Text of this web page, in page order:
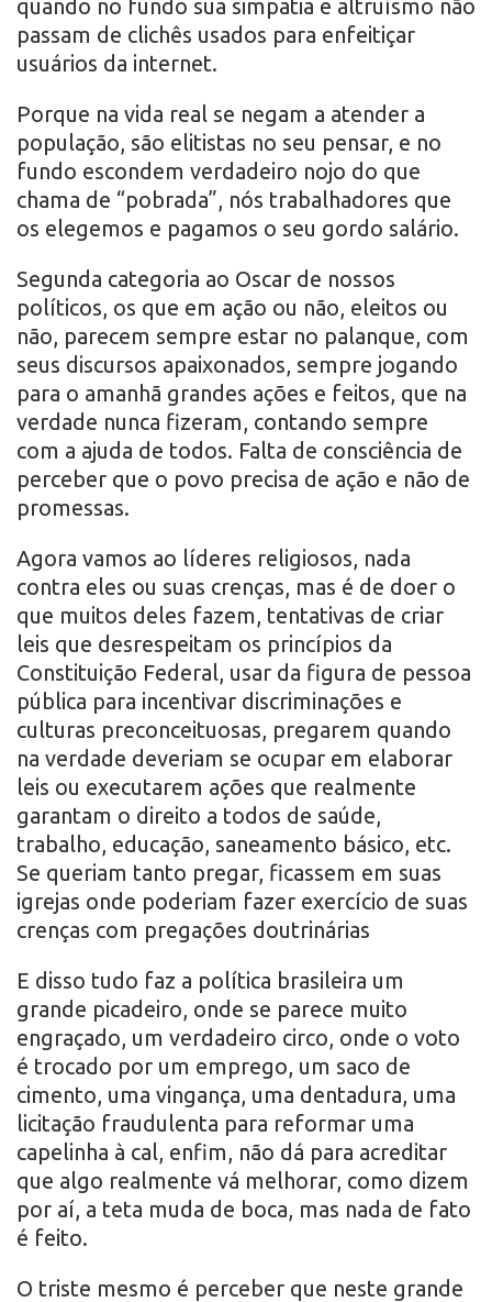
quando no fundo sua simpatia e altruísmo não
passam de clichês usados para enfeitiçar
usuários da internet.
Porque na vida real se negam a atender a
população, são elitistas no seu pensar, e no
fundo escondem verdadeiro nojo do que
chama de “pobrada”, nós trabalhadores que
os elegemos e pagamos o seu gordo salário.
Segunda categoria ao Oscar de nossos
políticos, os que em ação ou não, eleitos ou
não, parecem sempre estar no palanque, com
seus discursos apaixonados, sempre jogando
para o amanhã grandes ações e feitos, que na
verdade nunca fizeram, contando sempre
com a ajuda de todos. Falta de consciência de
perceber que o povo precisa de ação e não de
promessas.
Agora vamos ao líderes religiosos, nada
contra eles ou suas crenças, mas é de doer o
que muitos deles fazem, tentativas de criar
leis que desrespeitam os princípios da
Constituição Federal, usar da figura de pessoa
pública para incentivar discriminações e
culturas preconceituosas, pregarem quando
na verdade deveriam se ocupar em elaborar
leis ou executarem ações que realmente
garantam o direito a todos de saúde,
trabalho, educação, saneamento básico, etc.
Se queriam tanto pregar, ficassem em suas
igrejas onde poderiam fazer exercício de suas
crenças com pregações doutrinárias
E disso tudo faz a política brasileira um
grande picadeiro, onde se parece muito
engraçado, um verdadeiro circo, onde o voto
é trocado por um emprego, um saco de
cimento, uma vingança, uma dentadura, uma
licitação fraudulenta para reformar uma
capelinha à cal, enfim, não dá para acreditar
que algo realmente vá melhorar, como dizem
por aí, a teta muda de boca, mas nada de fato
é feito.
O triste mesmo é perceber que neste grande